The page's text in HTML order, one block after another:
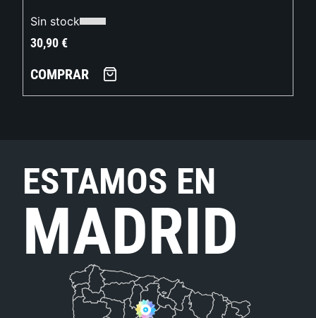
Sin stock
30,90€
COMPRAR
ESTAMOS EN
MADRID